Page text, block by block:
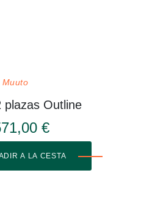
Muuto
plazas Outline
€
A LA CESTA